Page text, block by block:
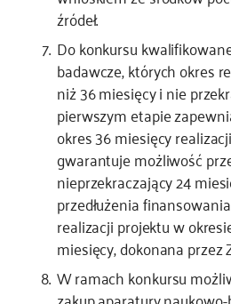
źródeł.
Do konkursu
badawcze, których okres
niż 36 miesięcy i nie
pierwszym etapie
okres 36 miesięcy
gwarantuje możliwość
nieprzekraczający 24
przedłużenia
realizacji projektu w
miesięcy, dokonana przez
W ramach konkursu